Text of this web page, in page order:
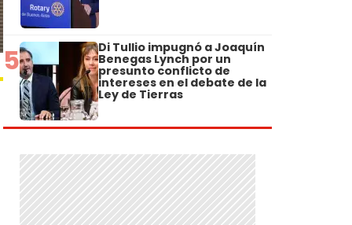
5 Di Tullio impugnó a Joaquín
Benegas Lynch por un
presunto conflicto de
intereses en el debate de la
Ley de Tierras